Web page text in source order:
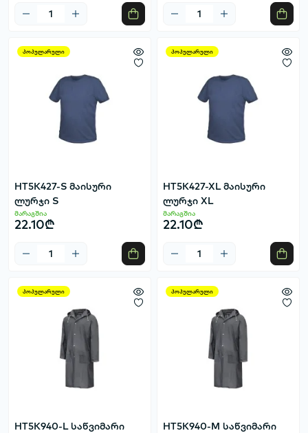
პოპულარული
HT5K427-S მაისური
ლურჯი S
მარაგშია
22.10₾
პოპულარული
HT5K427-XL მაისური
ლურჯი XL
მარაგშია
22.10₾
პოპულარული
HT5K940-L საწვიმარი
პოპულარული
HT5K940-M საწვიმარი